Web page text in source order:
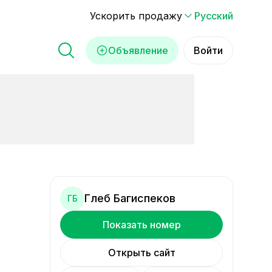
Ускорить продажу Русский
Объявление Войти
ГБ Глеб Багиспеков
Показать номер
Открыть сайт